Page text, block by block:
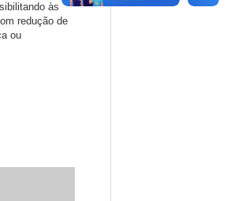
às
redução de
ou